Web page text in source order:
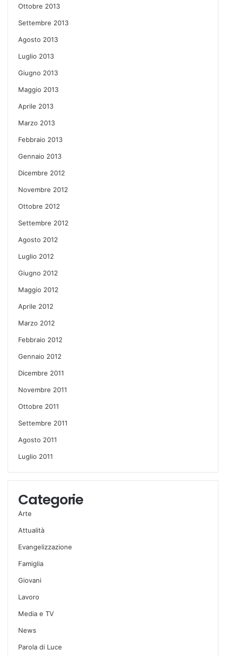
Ottobre 2013
Settembre 2013
Agosto 2013
Luglio 2013
Giugno 2013
Maggio 2013
Aprile 2013
Marzo 2013
Febbraio 2013
Gennaio 2013
Dicembre 2012
Novembre 2012
Ottobre 2012
Settembre 2012
Agosto 2012
Luglio 2012
Giugno 2012
Maggio 2012
Aprile 2012
Marzo 2012
Febbraio 2012
Gennaio 2012
Dicembre 2011
Novembre 2011
Ottobre 2011
Settembre 2011
Agosto 2011
Luglio 2011
Categorie
Arte
Attualità
Evangelizzazione
Famiglia
Giovani
Lavoro
Media e TV
News
Parola di Luce